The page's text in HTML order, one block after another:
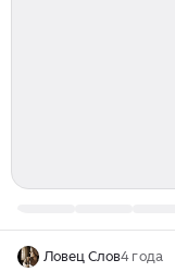
Ловец Слов4 года